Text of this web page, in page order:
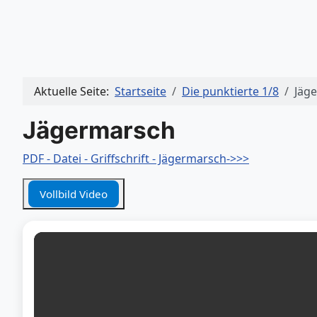
Aktuelle Seite: Startseite Die punktierte 1/8
Jägermarsch
PDF - Datei - Griffschrift - Jägermarsch->>>
Vollbild Video